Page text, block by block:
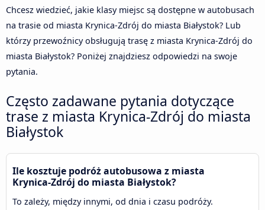
Chcesz wiedzieć, jakie klasy miejsc są dostępne w autobusach
na trasie od miasta Krynica-Zdrój do miasta Białystok? Lub
którzy przewoźnicy obsługują trasę z miasta Krynica-Zdrój do
miasta Białystok? Poniżej znajdziesz odpowiedzi na swoje
pytania.
Często zadawane pytania dotyczące
trase z miasta Krynica-Zdrój do miasta
Białystok
Ile kosztuje podróż autobusowa z miasta
Krynica-Zdrój do miasta Białystok?
To zależy, między innymi, od dnia i czasu podróży.